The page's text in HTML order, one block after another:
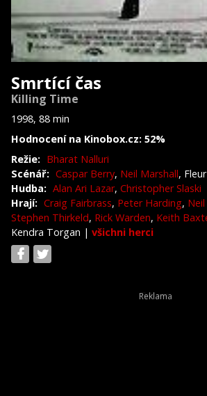
Smrtící čas
Killing Time
1998, 88 min
Hodnocení na Kinobox.cz: 52%
Režie: Bharat Nalluri
Scénář: Caspar Berry, Neil Marshall,
Hudba: Alan Ari Lazar, Christopher Slaski
Hrají: Craig Fairbrass, Peter Harding,
Stephen Thirkeld, Rick Warden, Keith
Kendra Torgan | všichni herci